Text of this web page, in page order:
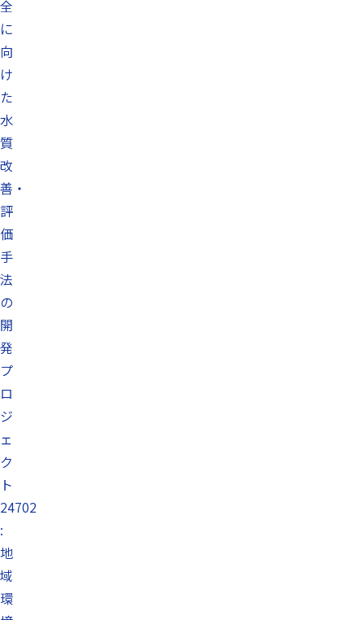
全
に
向
け
た
水
質
改
善・
評
価
手
法
の
開
発
プ
ロ
ジ
ェ
ク
ト
24702
:
地
域
環